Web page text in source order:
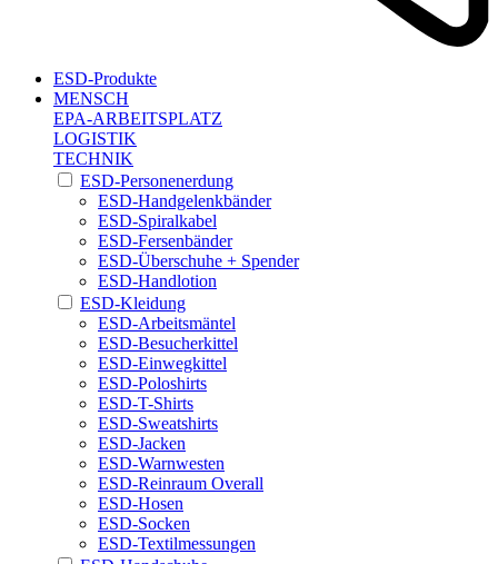
ESD-Produkte
MENSCH
EPA-ARBEITSPLATZ
LOGISTIK
TECHNIK
ESD-Personenerdung
ESD-Handgelenkbänder
ESD-Spiralkabel
ESD-Fersenbänder
ESD-Überschuhe + Spender
ESD-Handlotion
ESD-Kleidung
ESD-Arbeitsmäntel
ESD-Besucherkittel
ESD-Einwegkittel
ESD-Poloshirts
ESD-T-Shirts
ESD-Sweatshirts
ESD-Jacken
ESD-Warnwesten
ESD-Reinraum Overall
ESD-Hosen
ESD-Socken
ESD-Textilmessungen